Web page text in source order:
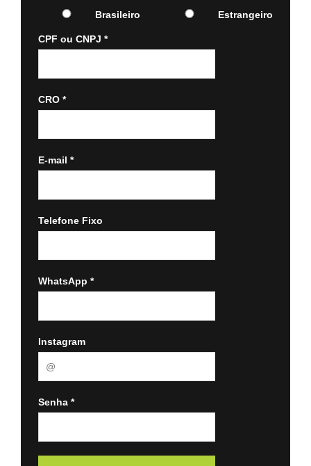
Brasileiro
Estrangeiro
CPF ou CNPJ *
CRO *
E-mail *
Telefone Fixo
WhatsApp *
Instagram
Senha *